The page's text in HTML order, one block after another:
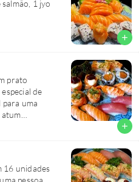
hot roll de
de
de
1 jyo
add
prato
de
para uma
atum
e 2
salmão com
puro. Dê
com 2
add
16 unidades
pessoa.